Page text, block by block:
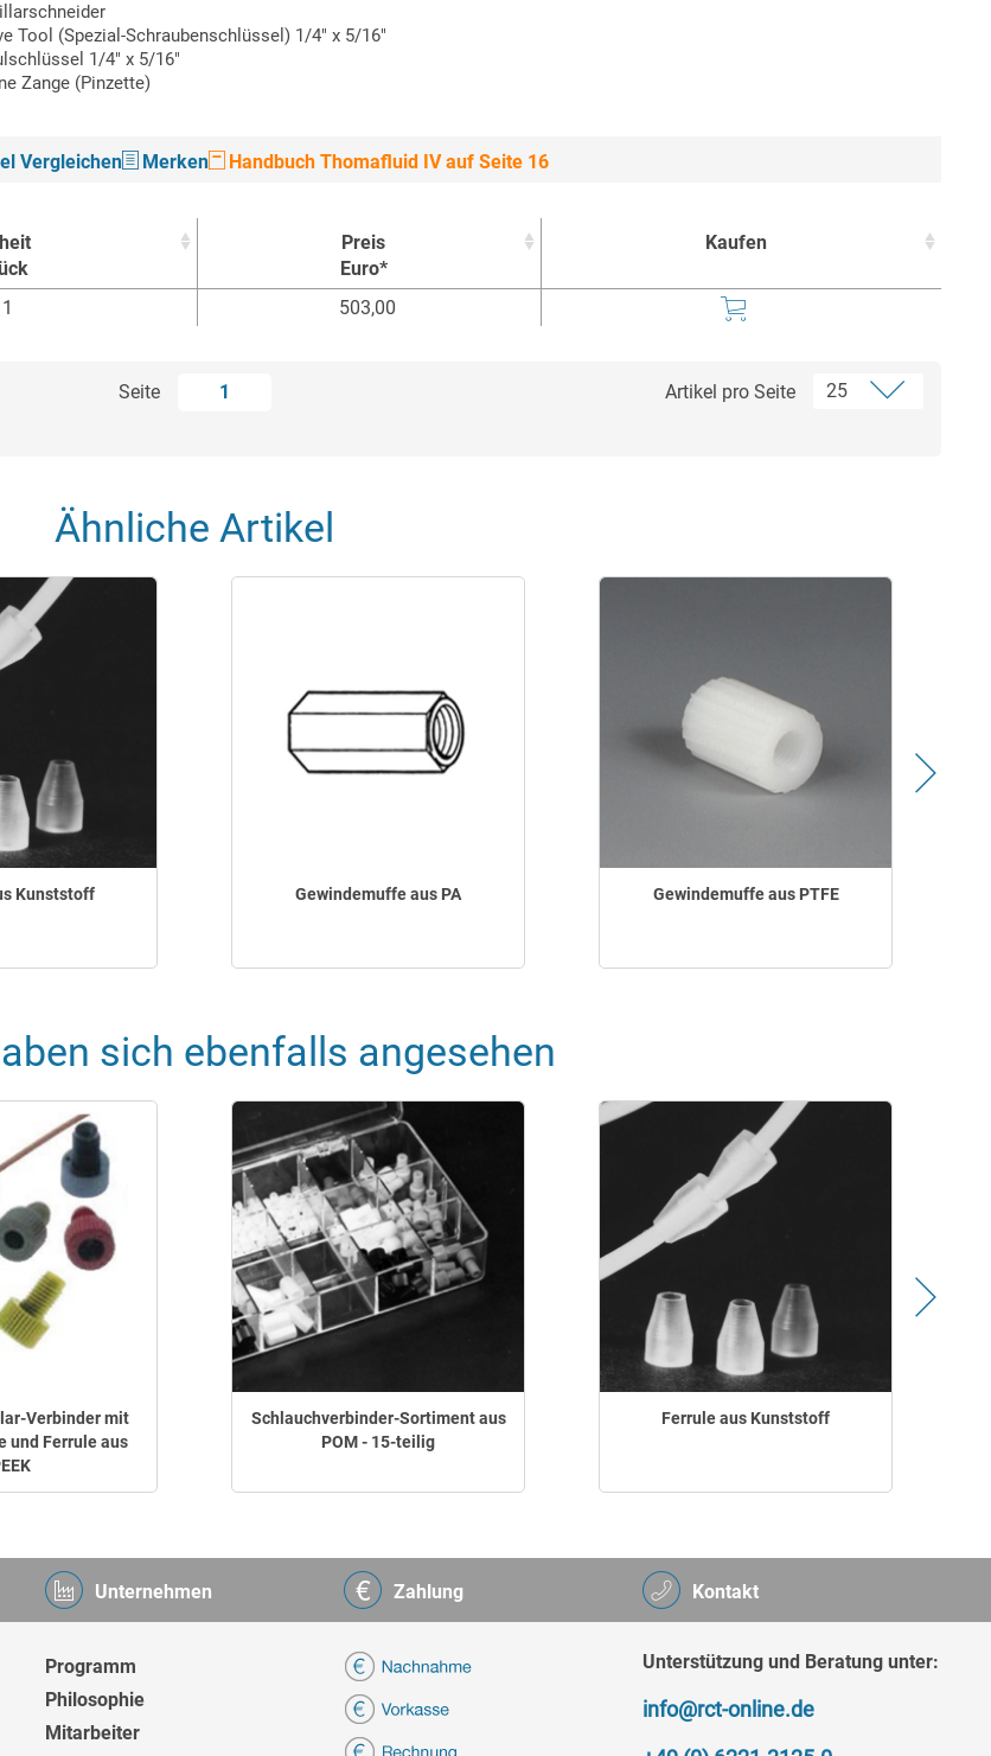
Tool (Spezial-Schraubenschlüssel) 1/4" x 5/16"
1/4" x 5/16"
Zange (Pinzette)
Vergleichen Merken Handbuch Thomafluid IV auf Seite 16
Preis
Euro*
Kaufen
Preis
Kaufen
1 503,00
Seite 1 Artikel pro Seite
Ähnliche Artikel
Kunststoff Gewindemuffe aus PA Gewindemuffe aus PTFE
sich ebenfalls angesehen
Verbinder mit
und Ferrule aus
Schlauchverbinder-Sortiment aus
POM - 15-teilig
Ferrule aus Kunststoff
Kontakt
Unterstützung und Beratung unter:
info@rct-online.de
Unternehmen
Programm
Philosophie
Mitarbeiter
Zahlung